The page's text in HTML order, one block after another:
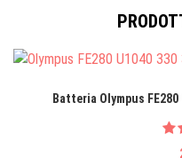
Batteria Olympus FE280